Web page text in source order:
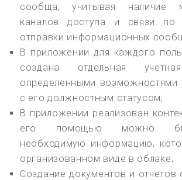
сообща, учитывая наличие
каналов доступа и связи по
отправки информационных
В приложении для каждого
создана отдельная
определенными возможностями
с его должностным статусом;
В приложении реализован
его помощью можно
необходимую информацию,
организованном виде в облаке;
Создание документов и отчетов